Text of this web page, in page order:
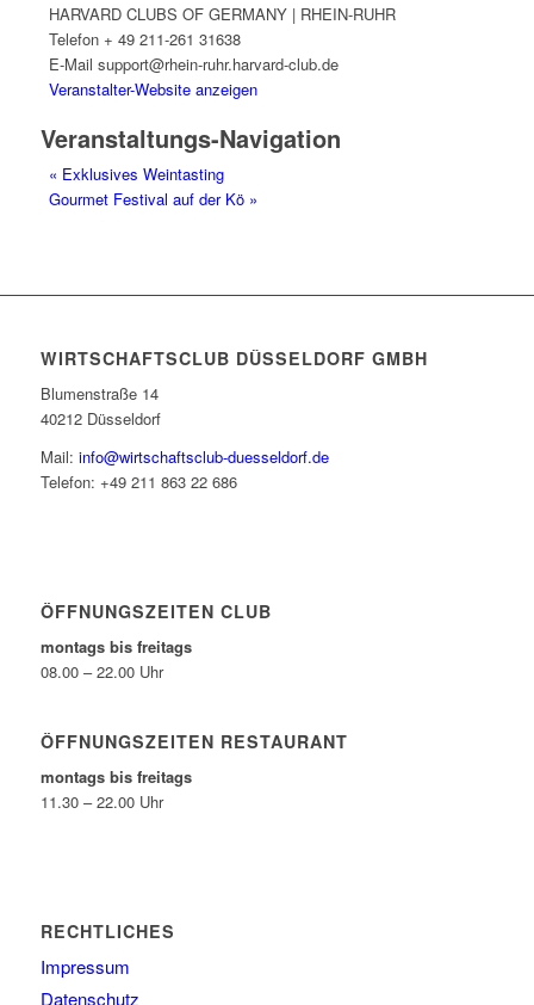
HARVARD CLUBS OF GERMANY | RHEIN-RUHR
Telefon + 49 211-261 31638
E-Mail support@rhein-ruhr.harvard-club.de
Veranstalter-Website anzeigen
Veranstaltungs-Navigation
« Exklusives Weintasting
Gourmet Festival auf der Kö »
WIRTSCHAFTSCLUB DÜSSELDORF GMBH
Blumenstraße 14
40212 Düsseldorf
Mail: info@wirtschaftsclub-duesseldorf.de
Telefon: +49 211 863 22 686
ÖFFNUNGSZEITEN CLUB
montags bis freitags
08.00 – 22.00 Uhr
ÖFFNUNGSZEITEN RESTAURANT
montags bis freitags
11.30 – 22.00 Uhr
RECHTLICHES
Impressum
Datenschutz